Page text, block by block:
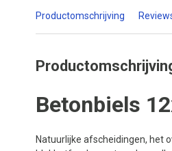
Productomschrijving
Betonbiels
Natuurlijke afscheidingen, het